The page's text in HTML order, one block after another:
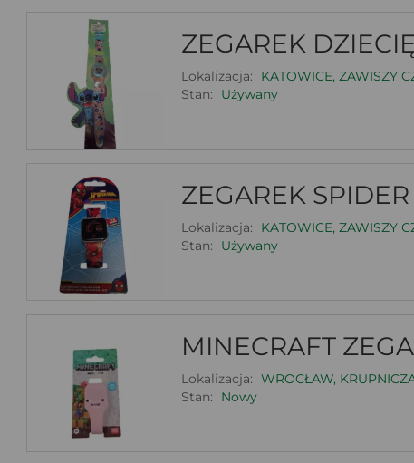
ZEGAREK
Lokalizacja:
KATOWICE, ZAWISZY
Stan:
Używany
ZEGAREK
Lokalizacja:
KATOWICE, ZAWISZY
Stan:
Używany
MINECRAFT
Lokalizacja: WROCŁAW,
Stan:
Nowy